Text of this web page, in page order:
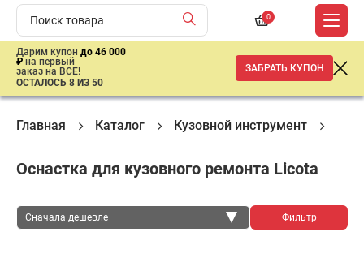
0
Дарим купон до 46 000
₽ на первый
заказ на ВСЕ!
ОСТАЛОСЬ 8 ИЗ 50
ЗАБРАТЬ КУПОН
Главная Каталог Кузовной инструмент
Оснастка для кузовного ремонта Licota
Сначала дешевле Фильтр